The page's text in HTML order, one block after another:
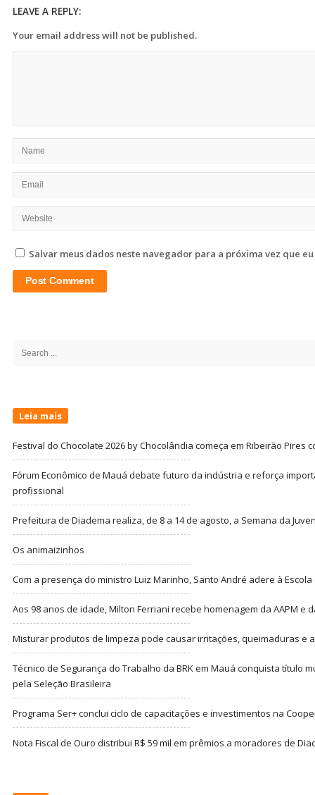
LEAVE A REPLY:
Your email address will not be published.
Salvar meus dados neste navegador para a próxima vez que
Search
Leia mais
Festival do Chocolate 2026 by Chocolândia começa em Ribeirão Pires
Fórum Econômico de Mauá debate futuro da indústria e reforça
profissional
Prefeitura de Diadema realiza, de 8 a 14 de agosto, a Semana da
Os animaizinhos
Com a presença do ministro Luiz Marinho, Santo André adere à
Aos 98 anos de idade, Milton Ferriani recebe homenagem da AAPM e
Misturar produtos de limpeza pode causar irritações, queimaduras e
Técnico de Segurança do Trabalho da BRK em Mauá conquista título
pela Seleção Brasileira
Programa Ser+ conclui ciclo de capacitações e investimentos na
Nota Fiscal de Ouro distribui R$ 59 mil em prêmios a moradores de